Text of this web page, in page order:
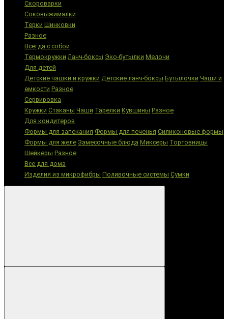
Скороварки
Соковыжималки
Терки Шинковки
Разное
Всегда с собой
Термокружки Ланч-боксы Эко-бутылки Мелочи
Для детей
Детские чашки и кружки Детские ланч-боксы Бутылочки Чаши и
емкости Разное
Сервировка
Кружки Стаканы Чаши Тарелки Кувшины Разное
Для кондитеров
Формы для запекания Формы для печенья Силиконовые формы
Формы для желе Замесочные блюда Миксеры Тортовницы
Шейкеры Разное
Все для дома
Изделия из микрофибры Поливочные системы Сумки